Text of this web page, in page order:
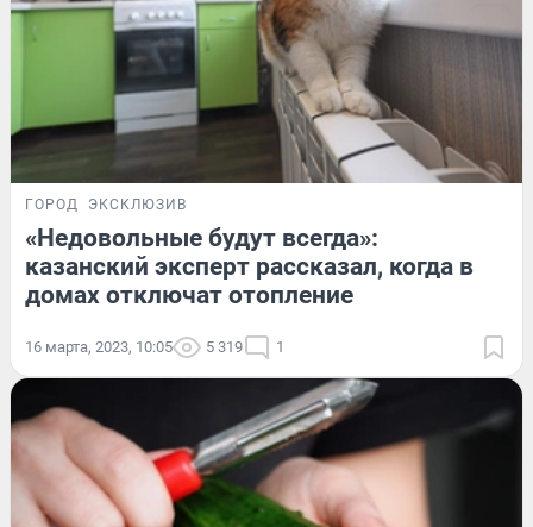
ГОРОД ЭКСКЛЮЗИВ
«Недовольные будут всегда»:
казанский эксперт рассказал, когда в
домах отключат отопление
16 марта, 2023, 10:05 5 319 1